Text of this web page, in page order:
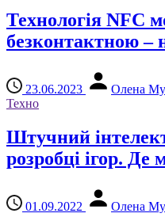
Технологія NFC
безконтактною –
23.06.2023
Олена
Техно
Штучний
розробці ігор. Де
01.09.2022 Олена